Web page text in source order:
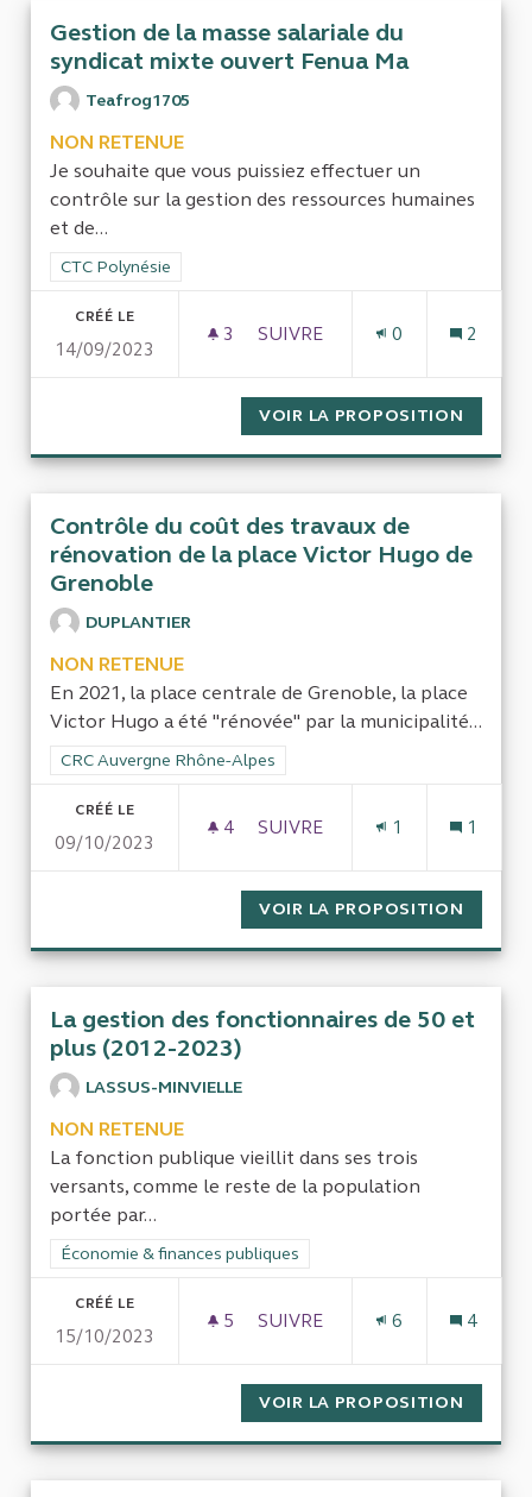
Gestion de la masse salariale du
syndicat mixte ouvert Fenua Ma
Teafrog1705
NON RETENUE
Je souhaite que vous puissiez effectuer un
contrôle sur la gestion des ressources humaines
et de...
Filtrer les résultats de la catégorie : CTC Polynésie
CTC Polynésie
CRÉÉ LE
14/09/2023
3 3 ABONNÉS
SUIVRE
0 2
VOIR LA PROPOSITION
Contrôle du coût des travaux de
rénovation de la place Victor Hugo de
Grenoble
DUPLANTIER
NON RETENUE
En 2021, la place centrale de Grenoble, la place
Victor Hugo a été "rénovée" par la municipalité...
Filtrer les résultats de la catégorie : CRC Auvergne Rhône-
CRC Auvergne Rhône-Alpes
CRÉÉ LE
09/10/2023
4 4 ABONNÉS
SUIVRE
1 1
VOIR LA PROPOSITION
La gestion des fonctionnaires de 50 et
plus (2012-2023)
LASSUS-MINVIELLE
NON RETENUE
La fonction publique vieillit dans ses trois
versants, comme le reste de la population
portée par...
Filtrer les résultats de la catégorie : Économie & finances
Économie & finances publiques
CRÉÉ LE
15/10/2023
5 5 ABONNÉS
SUIVRE
6 4
VOIR LA PROPOSITION